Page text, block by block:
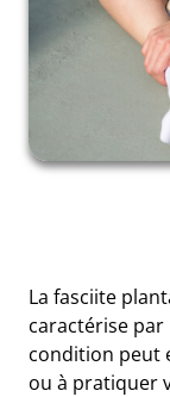
La fasciite
caractérise par
condition peut
ou à pratiquer